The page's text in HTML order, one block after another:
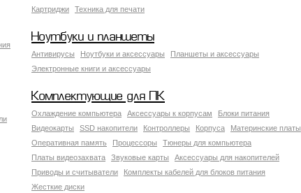
Картриджи Техника для печати
Ноутбуки и планшеты
Антивирусы Ноутбуки и аксессуары
Планшеты и аксессуары
Электронные книги и аксессуары
Комплектующие для ПК
Охлаждение компьютера Аксессуары к корпусам
Блоки питания
Видеокарты
SSD накопители Контроллеры Корпуса
Материнские платы
Оперативная память
Процессоры
Тюнеры для компьютера
Платы видеозахвата
Звуковые карты
Аксессуары для накопителей
Приводы и считыватели
Комплекты кабелей для блоков питания
Жесткие диски